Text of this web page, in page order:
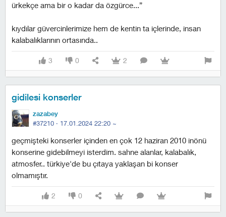
ürkekçe ama bir o kadar da özgürce...”
kıydılar güvercinlerimize hem de kentin ta içlerinde, insan
kalabalıklarının ortasında..
3 0 2
gidilesi konserler
zazabey
#37210 · 17.01.2024 22:20 ~
geçmişteki konserler içinden en çok 12 haziran 2010 inönü
konserine gidebilmeyi isterdim. sahne alanlar, kalabalık,
atmosfer.. türkiye'de bu çıtaya yaklaşan bi konser
olmamıştır.
2 0